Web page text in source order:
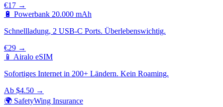
€17 →
🔋 Powerbank 20.000 mAh
Schnellladung, 2 USB-C Ports. Überlebenswichtig.
€29 →
📱 Airalo eSIM
Sofortiges Internet in 200+ Ländern. Kein Roaming.
Ab $4.50 →
🌍 SafetyWing Insurance